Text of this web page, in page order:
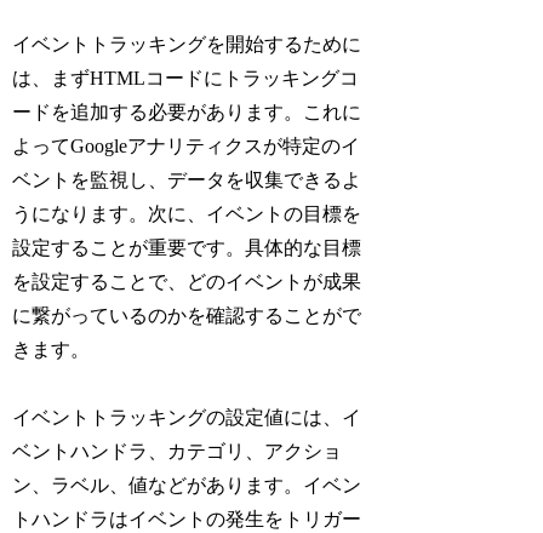
イベントトラッキングを開始するために
は、まずHTMLコードにトラッキングコ
ードを追加する必要があります。これに
よってGoogleアナリティクスが特定のイ
ベントを監視し、データを収集できるよ
うになります。次に、イベントの目標を
設定することが重要です。具体的な目標
を設定することで、どのイベントが成果
に繋がっているのかを確認することがで
きます。
イベントトラッキングの設定値には、イ
ベントハンドラ、カテゴリ、アクショ
ン、ラベル、値などがあります。イベン
トハンドラはイベントの発生をトリガー